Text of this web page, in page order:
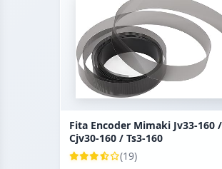
Fita Encoder Mimaki Jv33-160 /
Cjv30-160 / Ts3-160
(19)